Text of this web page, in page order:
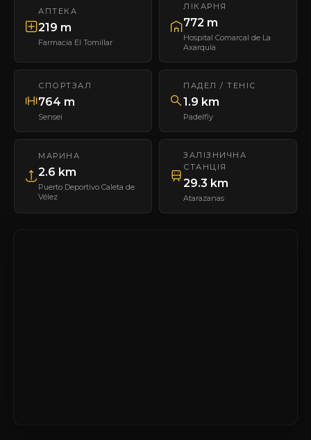
АПТЕКА
219 m
Farmacia El Tomillar
ЛІКАРНЯ
772 m
Hospital Comarcal de La
Axarquía
СПОРТЗАЛ
764 m
Sensei
ПАДЕЛ / ТЕНІС
1.9 km
Padelfly
МАРИНА
2.6 km
Puerto Deportivo Caleta de
Vélez
ЗАЛІЗНИЧНА
СТАНЦІЯ
29.3 km
Atarazanas